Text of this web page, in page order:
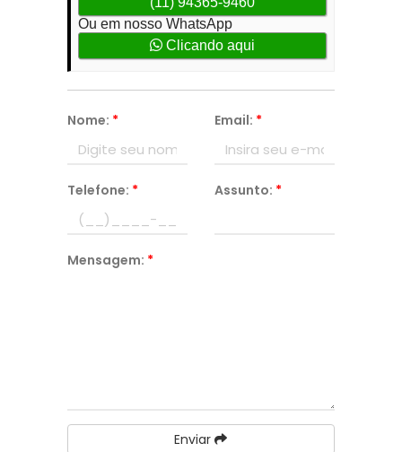
Ou em nosso WhatsApp
Clicando aqui
Nome: * Email: *
Telefone: * Assunto: *
Mensagem: *
Enviar